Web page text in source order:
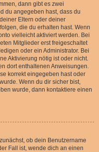
dann gibt es zwei
du angegeben hast, dass du
Eltern oder deiner
die du erhalten hast. Wenn
vielleicht aktiviert werden. Bei
Mitglieder erst freigeschaltet
oder ein Administrator. Bei
Aktivierung nötig ist oder nicht.
dort enthaltenen Anweisungen.
korrekt eingegeben hast oder
Wenn du dir sicher bist,
wurde, dann kontaktiere einen
ob dein Benutzername
Fall ist, wende dich an einen